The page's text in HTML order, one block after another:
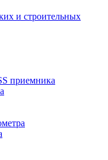
и строительных
приемника